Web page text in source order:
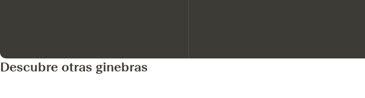
Descubre otras ginebras